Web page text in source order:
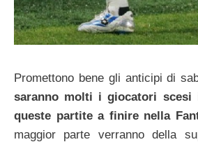
Promettono bene gli anticipi di
saranno molti i giocatori scesi
queste partite a finire nella
maggior parte verranno della